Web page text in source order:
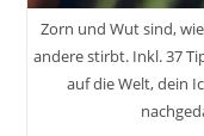
Zorn und Wut sind,
andere stirbt. Inkl. 37
auf die Welt, dein